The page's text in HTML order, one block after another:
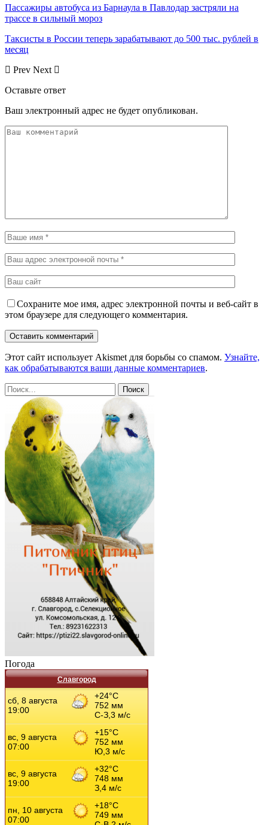
Пассажиры автобуса из Барнаула в Павлодар застряли на
трассе в сильный мороз
Таксисты в России теперь зарабатывают до 500 тыс. рублей в
месяц
Prev Next
Оставьте ответ
Ваш электронный адрес не будет опубликован.
Сохраните мое имя, адрес электронной почты и веб-сайт в
этом браузере для следующего комментария.
Этот сайт использует Akismet для борьбы со спамом. Узнайте,
как обрабатываются ваши данные комментариев.
Погода
Славгород